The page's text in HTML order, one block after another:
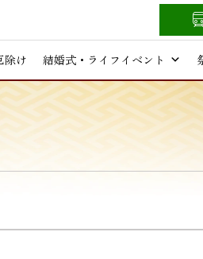
除け 結婚式・ライフイベント